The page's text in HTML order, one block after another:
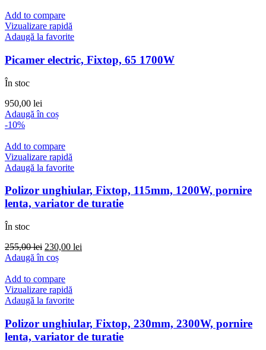
Add to compare
Vizualizare rapidă
Adaugă la favorite
Picamer electric, Fixtop, 65 1700W
În stoc
950,00 lei
Adaugă în coș
-10%
Add to compare
Vizualizare rapidă
Adaugă la favorite
Polizor unghiular, Fixtop, 115mm, 1200W, pornire
lenta, variator de turatie
În stoc
255,00lei Prețul
inițial
fost:
255,00 lei.
230,00 lei
Adaugă în coș
Add to compare
Vizualizare rapidă
Adaugă la favorite
Polizor unghiular, Fixtop, 230mm, 2300W, pornire
lenta, variator de turatie